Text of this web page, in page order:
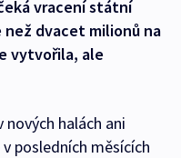
vracení státní
dvacet milionů na
vytvořila, ale
halách ani
posledních měsících